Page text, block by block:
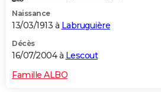
Naissance
13/03/1913 à Labruguière
Décès
16/07/2004 à Lescout
Famille ALBO